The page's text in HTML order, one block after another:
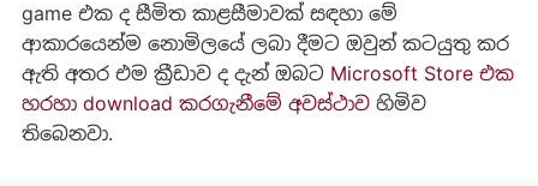
game එක ද සීමිත කාළසීමාවක් සඳහා මේ
ආකාරයෙන්ම නොමිලයේ ලබා දීමට ඔවුන් කටයුතු කර
ඇති අතර එම ක්‍රීඩාව ද දැන් ඔබට Microsoft Store එක
හරහා download කරගැනීමේ අවස්ථාවහිමිව
තිබෙනවා.